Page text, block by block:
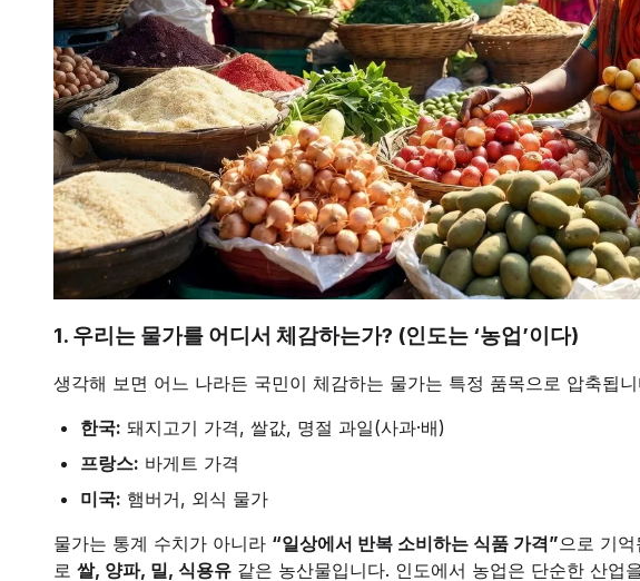
1. 우리는 물가를 어디서 체감하는가? (인도는 ‘농업’이다)
생각해 보면 어느 나라든 국민이 체감하는 물가는 특정 품목으로 압축됩니
한국: 돼지고기 가격, 쌀값, 명절 과일(사과·배)
프랑스: 바게트 가격
미국: 햄버거, 외식 물가
물가는 통계 수치가 아니라 “일상에서 반복 소비하는 식품 가격”으로 기
로 쌀, 양파, 밀, 식용유 같은 농산물입니다. 인도에서 농업은 단순한 산업